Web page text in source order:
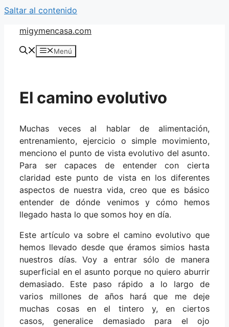
Saltar al contenido
migymencasa.com
Menú
El camino evolutivo
Muchas veces al hablar de alimentación,
entrenamiento, ejercicio o simple movimiento,
menciono el punto de vista evolutivo del asunto.
Para ser capaces de entender con cierta
claridad este punto de vista en los diferentes
aspectos de nuestra vida, creo que es básico
entender de dónde venimos y cómo hemos
llegado hasta lo que somos hoy en día.
Este artículo va sobre el camino evolutivo que
hemos llevado desde que éramos simios hasta
nuestros días. Voy a entrar sólo de manera
superficial en el asunto porque no quiero aburrir
demasiado. Este paso rápido a lo largo de
varios millones de años hará que me deje
muchas cosas en el tintero y, en ciertos
casos, generalice demasiado para el ojo